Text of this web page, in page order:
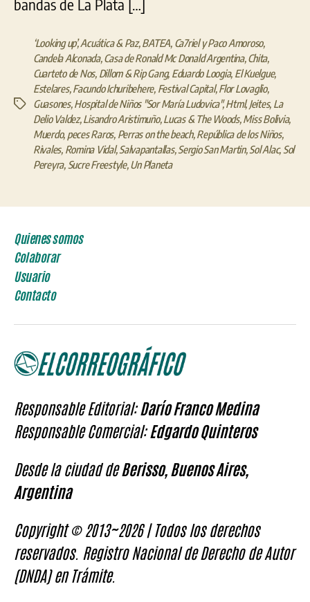
bandas de La Plata […]
Etiquetas
‘Looking up’,Acuática & Paz,BATEA, Ca7riel y Paco Amoroso,
Candela Alconada,Casa de Ronald Mc Donald Argentina,Chita,
Cuarteto de Nos, Dillom & Rip Gang, Eduardo Loogia, El Kuelgue,
Estelares,Facundo Ichuribehere, Festival Capital,Flor Lovaglio,
Guasones,Hospital de Niños "Sor María Ludovica",Html,Jeites, La
Delio Valdez,Lisandro Aristimuño,Lucas & The Woods,Miss Bolivia,
Muerdo, peces Raros, Perras on the beach,República de los Niños,
Rivales, Romina Vidal,Salvapantallas,Sergio San Martin,Sol Alac, Sol
Pereyra, Sucre Freestyle,Un Planeta
Quienes somos
Colaborar
Usuario
Contacto
Responsable Editorial:Darío Franco Medina
Responsable Comercial:Edgardo Quinteros
Desde la ciudad deBerisso, Buenos Aires,
Argentina
Copyright © 2013~2026 | Todos los derechos
reservados. Registro Nacional de Derecho de Autor
(DNDA) en Trámite.